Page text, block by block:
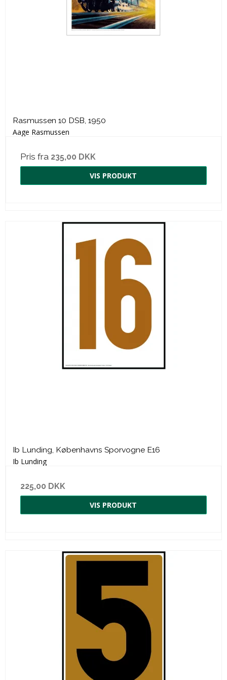
Rasmussen 10 DSB, 1950
Aage Rasmussen
Pris fra 235,00 DKK
VIS PRODUKT
Ib Lunding, Københavns Sporvogne E16
Ib Lunding
225,00 DKK
VIS PRODUKT